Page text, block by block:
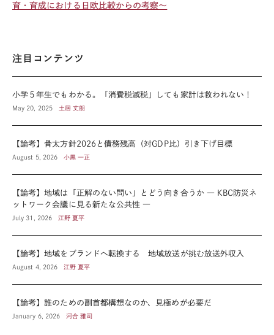
育・育成における日欧比較からの考察～
注目コンテンツ
小学５年生でもわかる。「消費税減税」しても家計は救われない！
May 20, 2025 土居 丈朗
【論考】骨太方針2026と債務残高（対GDP比）引き下げ目標
August 5, 2026 小黒 一正
【論考】地域は「正解のない問い」とどう向き合うか ― KBC防災ネ
ットワーク会議に見る新たな公共性 ―
July 31, 2026 江野 夏平
【論考】地域をブランドへ転換する 地域放送が挑む放送外収入
August 4, 2026 江野 夏平
【論考】誰のための副首都構想なのか、見極めが必要だ
January 6, 2026 河合 雅司